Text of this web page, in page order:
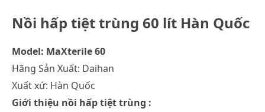
Nồi hấp tiệt trùng 60 lít Hàn Quốc
Model: MaXterile 60
Hãng Sản Xuất: Daihan
Xuất xứ: Hàn Quốc
Giới thiệu nồi hấp tiệt trùng :